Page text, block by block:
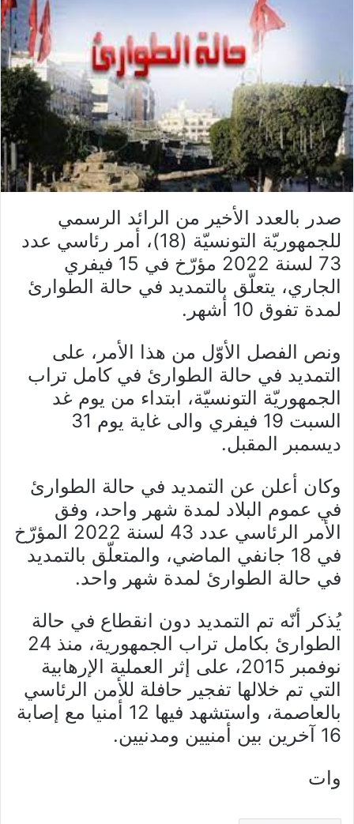
صدر بالعدد الأخير من الرائد الرسمي
للجمهوريّة التونسيّة (18)، أمر رئاسي عدد
73 لسنة 2022 مؤرّخ في 15 فيفري
الجاري، يتعلّق بالتمديد في حالة الطوارئ
لمدة تفوق 10 أشهر.
ونص الفصل الأوّل من هذا الأمر، على
التمديد في حالة الطوارئ في كامل تراب
الجمهوريّة التونسيّة، ابتداء من يوم غد
السبت 19 فيفري والى غاية يوم 31
ديسمبر المقبل.
وكان أعلن عن التمديد في حالة الطوارئ
في عموم البلاد لمدة شهر واحد، وفق
الأمر الرئاسي عدد 43 لسنة 2022 المؤرّخ
في 18 جانفي الماضي، والمتعلّق بالتمديد
في حالة الطوارئ لمدة شهر واحد.
يُذكر أنّه تم التمديد دون انقطاع في حالة
الطوارئ بكامل تراب الجمهورية، منذ 24
نوفمبر 2015، على إثر العملية الإرهابية
التي تم خلالها تفجير حافلة للأمن الرئاسي
بالعاصمة، واستشهد فيها 12 أمنيا مع إصابة
16 آخرين بين أمنيين ومدنيين.
وات